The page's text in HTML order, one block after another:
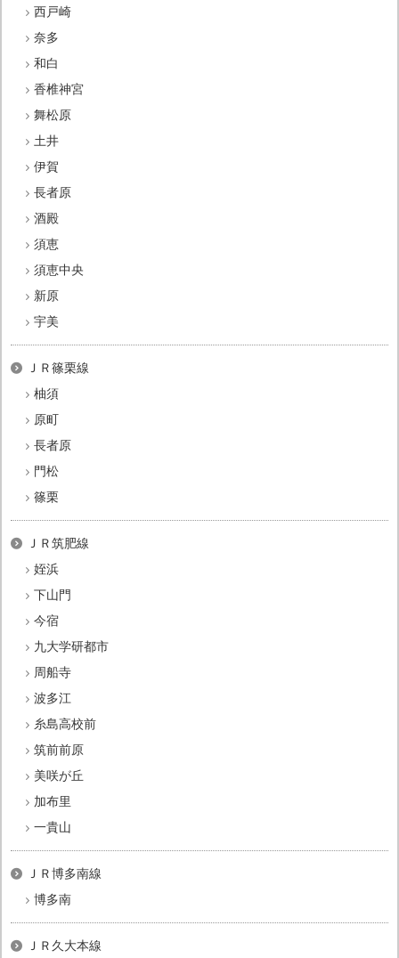
西戸崎
奈多
和白
香椎神宮
舞松原
土井
伊賀
長者原
酒殿
須恵
須恵中央
新原
宇美
ＪＲ篠栗線
柚須
原町
長者原
門松
篠栗
ＪＲ筑肥線
姪浜
下山門
今宿
九大学研都市
周船寺
波多江
糸島高校前
筑前前原
美咲が丘
加布里
一貴山
ＪＲ博多南線
博多南
ＪＲ久大本線